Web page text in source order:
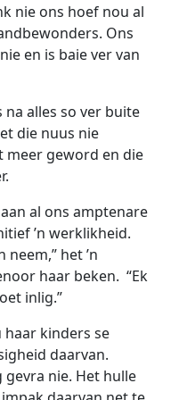
nie ons hoef nou al
Ons
en is baie ver van
na alles so ver buite
die nuus nie
meer geword en die
al ons amptenare
’n werklikheid.
het ’n
haar beken. “Ek
inlig.”
haar kinders se
daarvan.
gevra nie. Het hulle